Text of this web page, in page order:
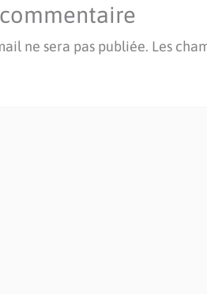
ne sera pas publiée. Les